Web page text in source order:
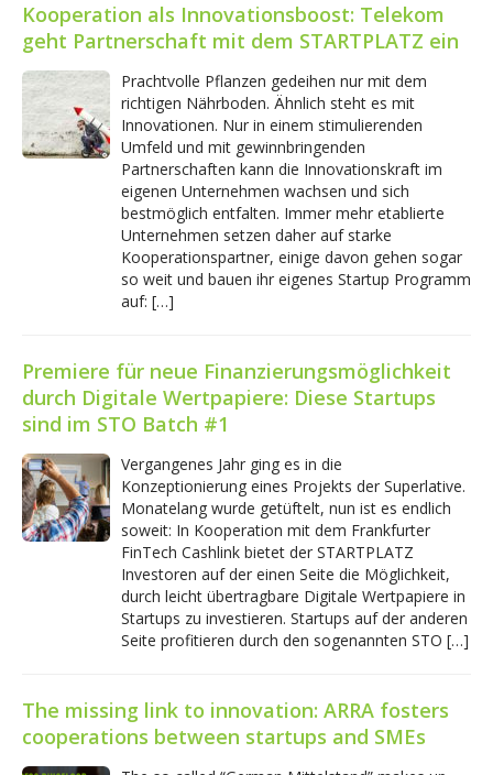
Kooperation als Innovationsboost: Telekom
geht Partnerschaft mit dem STARTPLATZ ein
Prachtvolle Pflanzen gedeihen nur mit dem
richtigen Nährboden. Ähnlich steht es mit
Innovationen. Nur in einem stimulierenden
Umfeld und mit gewinnbringenden
Partnerschaften kann die Innovationskraft im
eigenen Unternehmen wachsen und sich
bestmöglich entfalten. Immer mehr etablierte
Unternehmen setzen daher auf starke
Kooperationspartner, einige davon gehen sogar
so weit und bauen ihr eigenes Startup Programm
auf: […]
Premiere für neue Finanzierungsmöglichkeit
durch Digitale Wertpapiere: Diese Startups
sind im STO Batch #1
Vergangenes Jahr ging es in die
Konzeptionierung eines Projekts der Superlative.
Monatelang wurde getüftelt, nun ist es endlich
soweit: In Kooperation mit dem Frankfurter
FinTech Cashlink bietet der STARTPLATZ
Investoren auf der einen Seite die Möglichkeit,
durch leicht übertragbare Digitale Wertpapiere in
Startups zu investieren. Startups auf der anderen
Seite profitieren durch den sogenannten STO […]
The missing link to innovation: ARRA fosters
cooperations between startups and SMEs